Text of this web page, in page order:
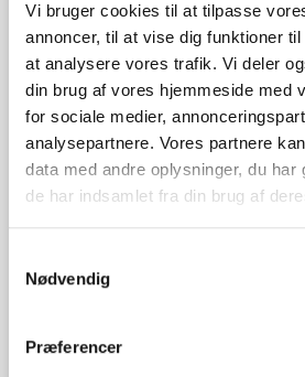
Vi bruger cookies til at tilpasse
annoncer, til at vise dig funktioner
at analysere vores trafik. Vi deler
din brug af vores hjemmeside med
for sociale medier,
analysepartnere. Vores partnere
data med andre oplysninger, du har
de har indsamlet fra din brug af
Nødvendig
Præferencer
Præge tryk
Pris ved 300 stk
(Før4,87)3,64 DKK
Pris ved 1000 stk